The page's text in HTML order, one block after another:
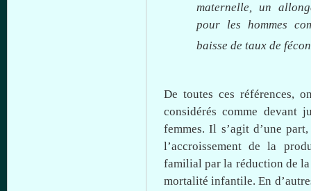
maternelle, un
pour les hommes
baisse detaux de
De toutesces références,
considéréscomme devant
femmes. Il s’agit d’une
l’accroissement de la
familial par la réduction de
mortalité infantile. En